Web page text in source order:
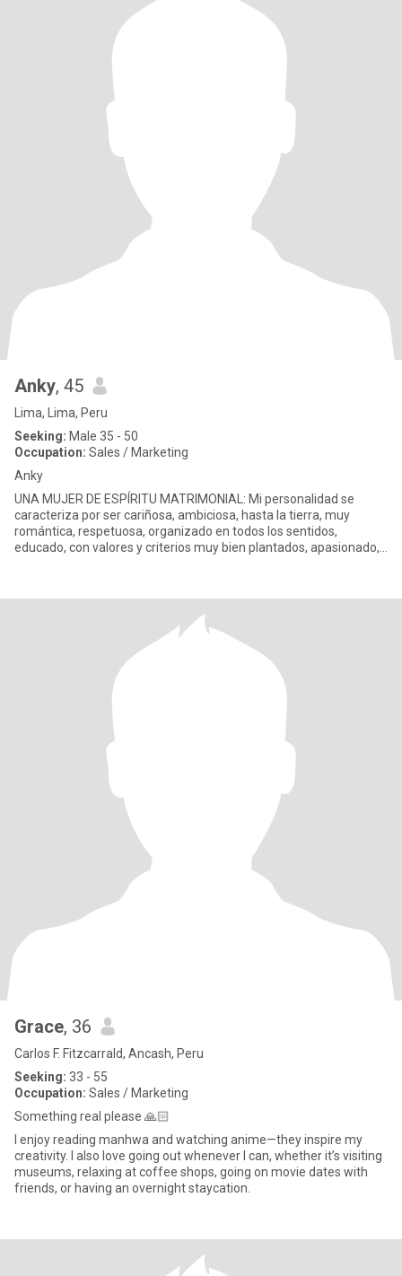
Anky, 45
Lima, Lima, Peru
Seeking: Male 35 - 50
Occupation: Sales / Marketing
Anky
UNA MUJER DE ESPÍRITU MATRIMONIAL: Mi personalidad se
caracteriza por ser cariñosa, ambiciosa, hasta la tierra, muy
romántica, respetuosa, organizado en todos los sentidos,
educado, con valores y criterios muy bien plantados, apasionado,
Grace, 36
Carlos F. Fitzcarrald, Ancash, Peru
Seeking: 33 - 55
Occupation: Sales / Marketing
Something real please 🙏🏻
I enjoy reading manhwa and watching anime—they inspire my
creativity. I also love going out whenever I can, whether it’s visiting
museums, relaxing at coffee shops, going on movie dates with
friends, or having an overnight staycation.